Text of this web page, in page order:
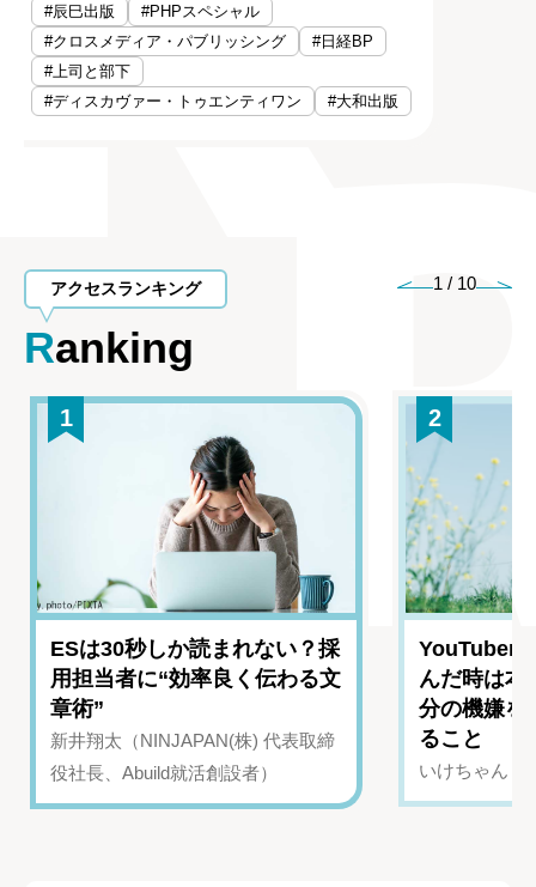
#辰巳出版
#PHPスペシャル
#クロスメディア・パブリッシング
#日経BP
#上司と部下
#ディスカヴァー・トゥエンティワン
#大和出版
アクセスランキング
Ranking
1 / 10
1
ESは30秒しか読まれない？採
用担当者に“効率良く伝わる文
章術”
新井翔太（NINJAPAN(株) 代表取締
役社長、Abuild就活創設者）
2
YouTuber
んだ時は
分の機嫌を
ること
いけちゃん（